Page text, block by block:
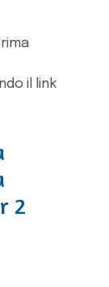
il link
2